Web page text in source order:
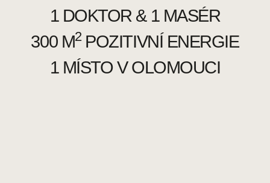
1 DOKTOR & 1 MASÉR
300 M2POZITIVNÍ ENERGIE
1 MÍSTO V OLOMOUCI